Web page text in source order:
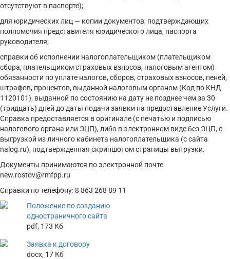
отсутствуют в паспорте);
для юридических лиц — копии документов, подтверждающих
полномочия представителя юридического лица, паспорта
руководителя;
справки об исполнении налогоплательщиком (плательщиком
сбора, плательщиком страховых взносов, налоговым агентом)
обязанности по уплате налогов, сборов, страховых взносов, пеней,
штрафов, процентов, выданной налоговым органом (Код по КНД
1120101), выданной по состоянию на дату не позднее чем за 30
(тридцать) дней до даты подачи заявки на предоставление Услуги.
Справка предоставляется в оригинале (с печатью и подписью
налогового органа или ЭЦП), либо в электронном виде без ЭЦП, с
выгрузкой из личного кабинета налогоплательщика (с сайта
nalog.ru), подтвержденная скриншотом страницы выгрузки.
Документы принимаются по электронной почте
new.rostov@rmfpp.ru ⠀
Справки по телефону: 8 863 268 89 11
Положение по созданию
одностраничного сайта
pdf, 173 Кб
Заявка к договору
docx, 17 Кб